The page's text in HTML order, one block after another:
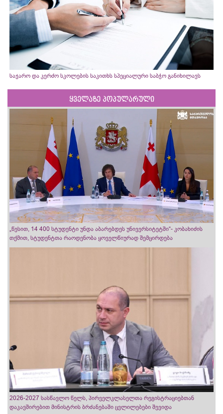
საჯარო და კერძო სკოლების საკითხს სპეციალური საბჭო განიხილავს
ყველაზე პოპულარული
„წესით, 14 400 სტუდენტი უნდა აბარებდეს უნივერსიტეტში“- კობახიძის
თქმით, სტუდენტთა რაოდენობა ყოველწიურად შემცირდება
2026-2027 სასწავლო წელს, პირველკლასელთა რეგისტრაციებთან
დაკავშირებით მინისტრის ბრძანებაში ცვლილებები შევიდა